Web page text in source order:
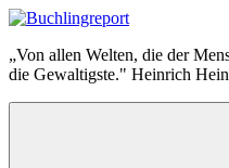
Zum
springen
Buchlingreport
„Von allen Welten, die der
die Gewaltigste." Heinrich